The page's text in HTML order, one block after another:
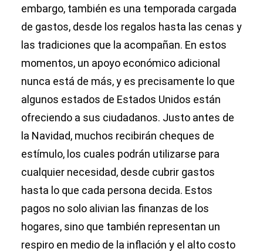
embargo, también es una temporada cargada
de gastos, desde los regalos hasta las cenas y
las tradiciones que la acompañan. En estos
momentos, un apoyo económico adicional
nunca está de más, y es precisamente lo que
algunos estados de Estados Unidos están
ofreciendo a sus ciudadanos. Justo antes de
la Navidad, muchos recibirán cheques de
estímulo, los cuales podrán utilizarse para
cualquier necesidad, desde cubrir gastos
hasta lo que cada persona decida. Estos
pagos no solo alivian las finanzas de los
hogares, sino que también representan un
respiro en medio de la inflación y el alto costo